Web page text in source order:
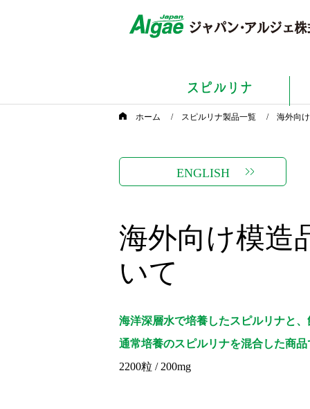
ホーム / スピルリナ製品一覧 / 海外向け
ENGLISH
海外向け模造
いて
海洋深層水で培養したスピルリナと
通常培養のスピルリナを混合した商品
2200粒 / 200mg